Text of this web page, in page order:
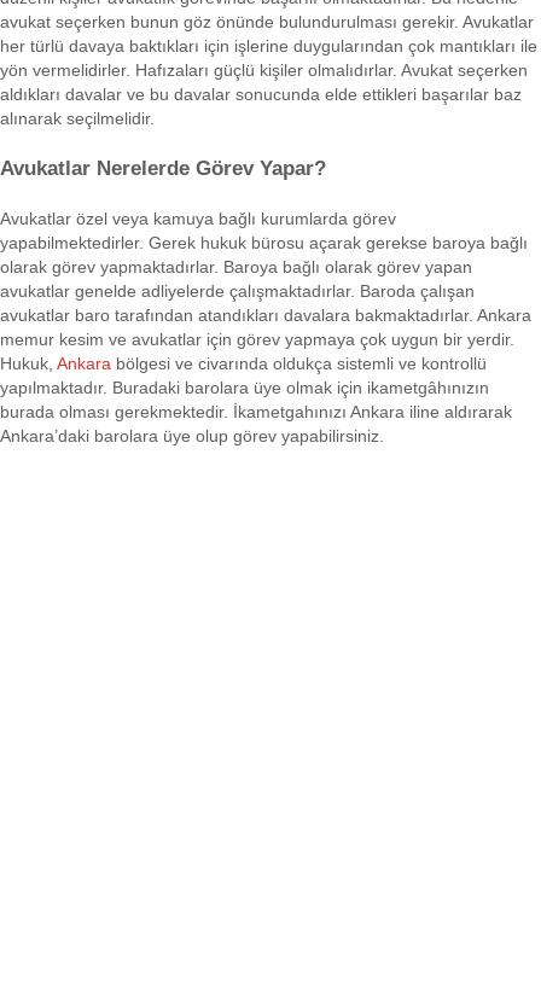
avukat seçerken bunun göz önünde bulundurulması gerekir. Avukatlar
her türlü davaya baktıkları için işlerine duygularından çok mantıkları ile
yön vermelidirler. Hafızaları güçlü kişiler olmalıdırlar. Avukat seçerken
aldıkları davalar ve bu davalar sonucunda elde ettikleri başarılar baz
alınarak seçilmelidir.
Avukatlar Nerelerde Görev Yapar?
Avukatlar özel veya kamuya bağlı kurumlarda görev
yapabilmektedirler. Gerek hukuk bürosu açarak gerekse baroya bağlı
olarak görev yapmaktadırlar. Baroya bağlı olarak görev yapan
avukatlar genelde adliyelerde çalışmaktadırlar. Baroda çalışan
avukatlar baro tarafından atandıkları davalara bakmaktadırlar. Ankara
memur kesim ve avukatlar için görev yapmaya çok uygun bir yerdir.
Hukuk, Ankara bölgesi ve civarında oldukça sistemli ve kontrollü
yapılmaktadır. Buradaki barolara üye olmak için ikametgâhınızın
burada olması gerekmektedir. İkametgahınızı Ankara iline aldırarak
Ankara’daki barolara üye olup görev yapabilirsiniz.